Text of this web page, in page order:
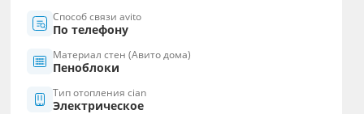
Способ связи avito
По телефону
Материал стен (Авито дома)
Пеноблоки
Тип отопления cian
Электрическое